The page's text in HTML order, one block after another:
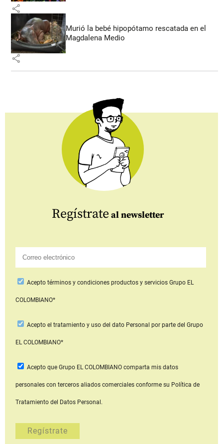
share
Murió la bebé hipopótamo rescatada en el
Magdalena Medio
share
Regístrate al newsletter
Aceptotérminos y condiciones productos y serviciosGrupo EL
COLOMBIANO*
Acepto el tratamiento y uso del dato Personal por parte del Grupo
EL COLOMBIANO*
Acepto que Grupo EL COLOMBIANOcomparta mis datos
personales con terceros aliados comerciales conforme su Política de
Tratamiento del Datos Personal.